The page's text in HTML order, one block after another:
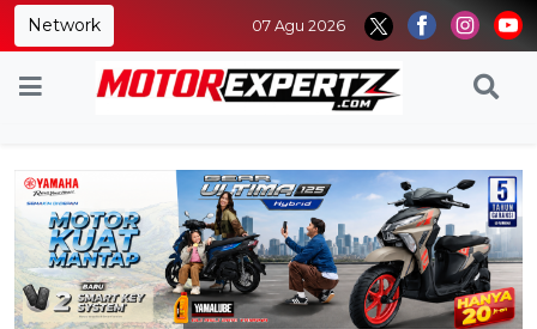
Network 07 Agu 2026